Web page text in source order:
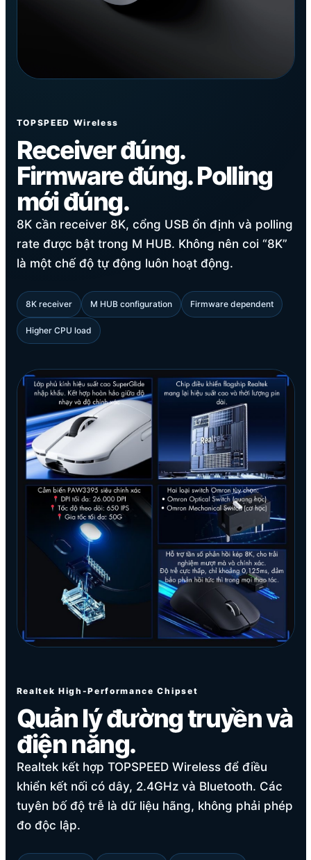
TOPSPEED Wireless
Receiver đúng.
Firmware đúng. Polling
mới đúng.
8K cần receiver 8K, cổng USB ổn định và polling
rate được bật trong M HUB. Không nên coi “8K”
là một chế độ tự động luôn hoạt động.
8K receiver M HUB configuration Firmware dependent
Higher CPU load
Realtek High-Performance Chipset
Quản lý đường truyền và
điện năng.
Realtek kết hợp TOPSPEED Wireless để điều
khiển kết nối có dây, 2.4GHz và Bluetooth. Các
tuyên bố độ trễ là dữ liệu hãng, không phải phép
đo độc lập.